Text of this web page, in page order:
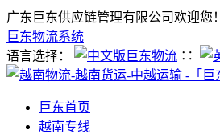
广东巨东供应链管理有限公司欢迎您！
巨东物流系统
语言选择：
∷
巨东首页
越南专线